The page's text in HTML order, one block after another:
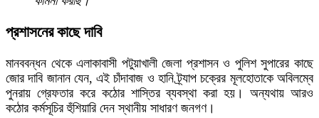
প্রশাসনের কাছে দাবি
মানববন্ধন থেকে এলাকাবাসী পটুয়াখালী জেলা প্রশাসন ও পুলিশ সুপারের কাছে
জোর দাবি জানান যেন, এই চাঁদাবাজ ও হানি ট্র্যাপ চক্রের মূলহোতাকে অবিলম্বে
পুনরায় গ্রেফতার করে কঠোর শাস্তির ব্যবস্থা করা হয়। অন্যথায় আরও
কঠোর কর্মসূচির হুঁশিয়ারি দেন স্থানীয় সাধারণ জনগণ।